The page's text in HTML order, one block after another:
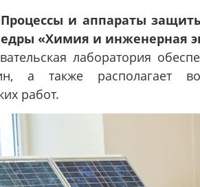
и аппараты
«Химия и инженерная
лаборатория
а также располагает
работ.